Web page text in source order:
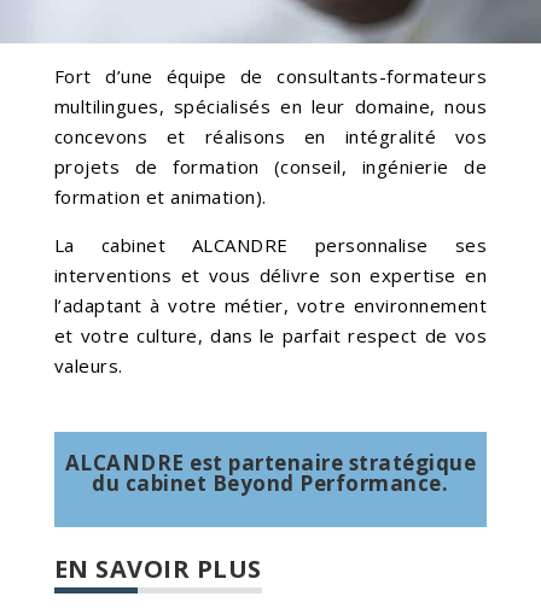
Fort d’une équipe de consultants-formateurs
multilingues, spécialisés en leur domaine, nous
concevons et réalisons en intégralité vos
projets de formation (conseil, ingénierie de
formation et animation).
La cabinet ALCANDRE personnalise ses
interventions et vous délivre son expertise en
l’adaptant à votre métier, votre environnement
et votre culture, dans le parfait respect de vos
valeurs.
ALCANDRE est partenaire stratégique
du cabinet Beyond Performance.
EN SAVOIR PLUS